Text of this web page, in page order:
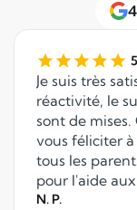
Je suis très
réactivité, le
sont de
vous féliciter
tous les
pour l'aide
pouvez
N. P.